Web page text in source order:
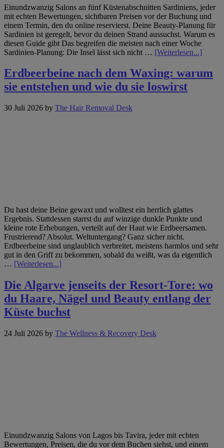
Einundzwanzig Salons an fünf Küstenabschnitten Sardiniens, jeder
mit echten Bewertungen, sichtbaren Preisen vor der Buchung und
einem Termin, den du online reservierst. Deine Beauty-Planung für
Sardinien ist geregelt, bevor du deinen Strand aussuchst. Warum es
diesen Guide gibt Das begreifen die meisten nach einer Woche
Sardinien-Planung: Die Insel lässt sich nicht … [Weiterlesen...]
Plugin
Eine
Erdbeerbeine nach dem Waxing: warum
sie entstehen und wie du sie loswirst
30 Juli 2026 by The Hair Removal Desk
Du hast deine Beine gewaxt und wolltest ein herrlich glattes
Ergebnis. Stattdessen starrst du auf winzige dunkle Punkte und
kleine rote Erhebungen, verteilt auf der Haut wie Erdbeersamen.
Frustrierend? Absolut. Weltuntergang? Ganz sicher nicht.
Erdbeerbeine sind unglaublich verbreitet, meistens harmlos und sehr
gut in den Griff zu bekommen, sobald du weißt, was da eigentlich
… [Weiterlesen...]
Plugin
Erdbeerbeine
nach
dem
Waxing:
sie
Die Algarve jenseits der Resort-Tore: wo
du Haare, Nägel und Beauty entlang der
Küste buchst
24 Juli 2026 by The Wellness & Recovery Desk
Einundzwanzig Salons von Lagos bis Tavira, jeder mit echten
Bewertungen, Preisen, die du vor dem Buchen siehst, und einem